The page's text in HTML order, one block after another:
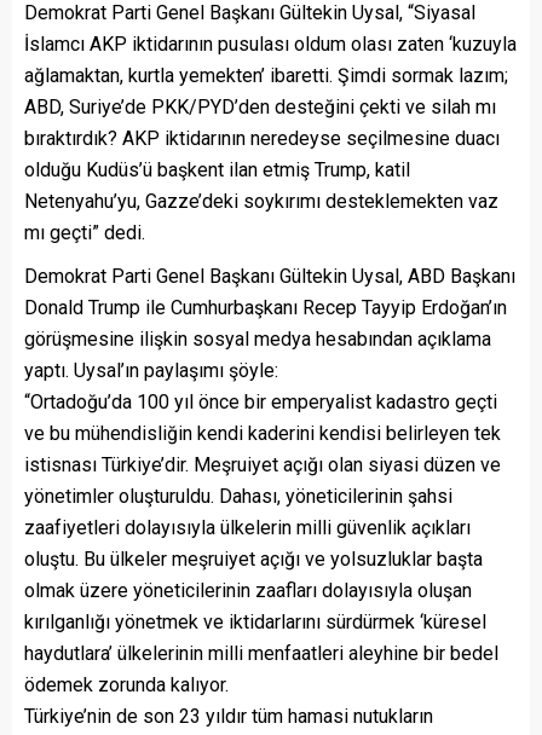
Demokrat Parti Genel Başkanı Gültekin Uysal, “Siyasal
İslamcı AKP iktidarının pusulası oldum olası zaten ‘kuzuyla
ağlamaktan, kurtla yemekten’ ibaretti. Şimdi sormak lazım;
ABD, Suriye’de PKK/PYD’den desteğini çekti ve silah mı
bıraktırdık? AKP iktidarının neredeyse seçilmesine duacı
olduğu Kudüs’ü başkent ilan etmiş Trump, katil
Netenyahu’yu, Gazze’deki soykırımı desteklemekten vaz
mı geçti” dedi.
Demokrat Parti Genel Başkanı Gültekin Uysal, ABD Başkanı
Donald Trump ile Cumhurbaşkanı Recep Tayyip Erdoğan’ın
görüşmesine ilişkin sosyal medya hesabından açıklama
yaptı. Uysal’ın paylaşımı şöyle:
“Ortadoğu’da 100 yıl önce bir emperyalist kadastro geçti
ve bu mühendisliğin kendi kaderini kendisi belirleyen tek
istisnası Türkiye’dir. Meşruiyet açığı olan siyasi düzen ve
yönetimler oluşturuldu. Dahası, yöneticilerinin şahsi
zaafiyetleri dolayısıyla ülkelerin milli güvenlik açıkları
oluştu. Bu ülkeler meşruiyet açığı ve yolsuzluklar başta
olmak üzere yöneticilerinin zaafları dolayısıyla oluşan
kırılganlığı yönetmek ve iktidarlarını sürdürmek ‘küresel
haydutlara’ ülkelerinin milli menfaatleri aleyhine bir bedel
ödemek zorunda kalıyor.
Türkiye’nin de son 23 yıldır tüm hamasi nutukların